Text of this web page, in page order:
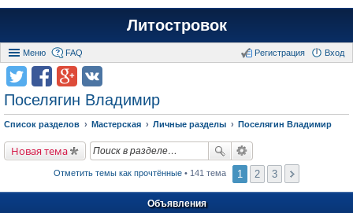
Литостровок
Меню FAQ Вход
Регистрация
Поселягин Владимир
Список разделов Мастерская Личные разделы Поселягин Владимир
Новая тема
Отметить темы как прочтённые • 141 тема 1 2 3
Объявления